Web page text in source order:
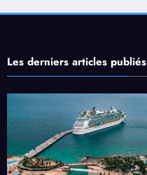
Les derniers articles publiés